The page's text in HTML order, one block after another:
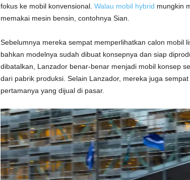
fokus ke mobil konvensional. Walau mobil hybrid mungkin
memakai mesin bensin, contohnya Sian.
Sebelumnya mereka sempat memperlihatkan calon mobil
bahkan modelnya sudah dibuat konsepnya dan siap
dibatalkan, Lanzador benar-benar menjadi mobil konsep
dari pabrik produksi. Selain Lanzador, mereka juga
pertamanya yang dijual di pasar.